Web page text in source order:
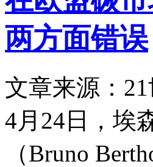
两方面错误
文章来源：
4月24日，埃
（Bruno